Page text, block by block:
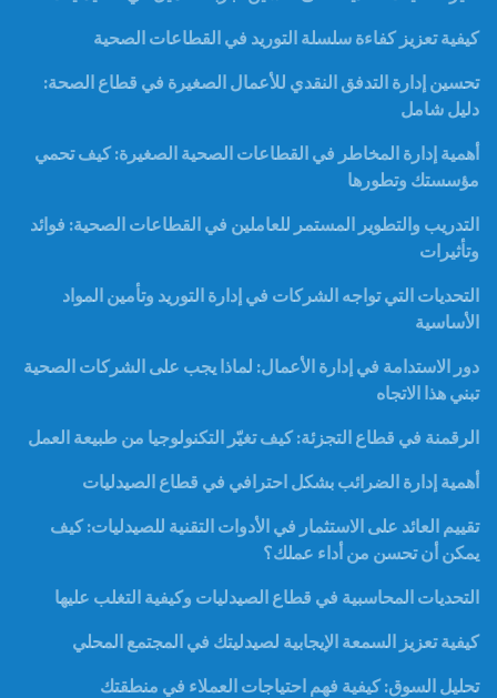
كيفية تعزيز كفاءة سلسلة التوريد في القطاعات الصحية
تحسين إدارة التدفق النقدي للأعمال الصغيرة في قطاع الصحة:
دليل شامل
أهمية إدارة المخاطر في القطاعات الصحية الصغيرة: كيف تحمي
مؤسستك وتطورها
التدريب والتطوير المستمر للعاملين في القطاعات الصحية: فوائد
وتأثيرات
التحديات التي تواجه الشركات في إدارة التوريد وتأمين المواد
الأساسية
دور الاستدامة في إدارة الأعمال: لماذا يجب على الشركات الصحية
تبني هذا الاتجاه
الرقمنة في قطاع التجزئة: كيف تغيّر التكنولوجيا من طبيعة العمل
أهمية إدارة الضرائب بشكل احترافي في قطاع الصيدليات
تقييم العائد على الاستثمار في الأدوات التقنية للصيدليات: كيف
يمكن أن تحسن من أداء عملك؟
التحديات المحاسبية في قطاع الصيدليات وكيفية التغلب عليها
كيفية تعزيز السمعة الإيجابية لصيدليتك في المجتمع المحلي
تحليل السوق: كيفية فهم احتياجات العملاء في منطقتك